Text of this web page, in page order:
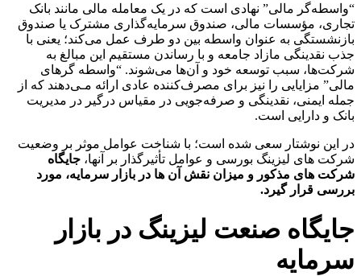
“واسطهگر مالی” نهادی است که در یک معامله مالی مانند بانک
تجاری، مؤسسات مالی، صندوق سرمایه‌گذاری مشترک یا صندوق
بازنشستگی به عنوان واسطه بین دو طرف عمل می‌کند؛ یعنی با
جذب نقدینگی مازاد جامعه و با رساندن مستقیم این مبالغ به
شرکت‌ها، سبب توسعه خود و آن­‌ها می­‌شوند. “واسطه­ گر‌های
مالی” مزایایی را نیز برای مصرف‌کننده عادی ارائه مـی‌دهند که از
جمله ایمنی، نقدینگی و صرفه‌جویی در مقیاس درگیر در مدیریت
بانک و دارایی است.
در این نوشتار سعی شده است؛ با شناخت عوامل موثر بر وضعیت
شرکت­ های لیزینگ بورسی و عوامل تأثیرگذار بر آن­ها، جایگاه
شرکت­ های مذکور و میزان نقش آن­ ها در بازار سرمایه، مورد
بررسی قرار گیرد.
جایگاه صنعت لیزینگ در بازار
سرمایه